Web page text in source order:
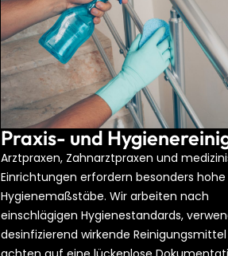
Praxis- und
Arztpraxen, Zahnarztpraxen und
Einrichtungen erfordern besonders hohe
Hygienemaßstäbe. Wir arbeiten nach
einschlägigen Hygienestandards,
desinfizierend wirkende